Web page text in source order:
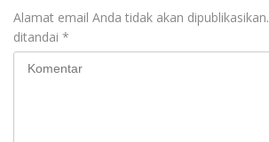
Alamat email Anda tidak akan dipublikasikan.
ditandai *